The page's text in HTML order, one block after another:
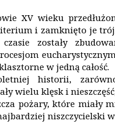
XV wieku
i zamknięto je
zostały
w jedną całość.
historii,
wielu klęsk i
pożary, które miały
niszczycielski